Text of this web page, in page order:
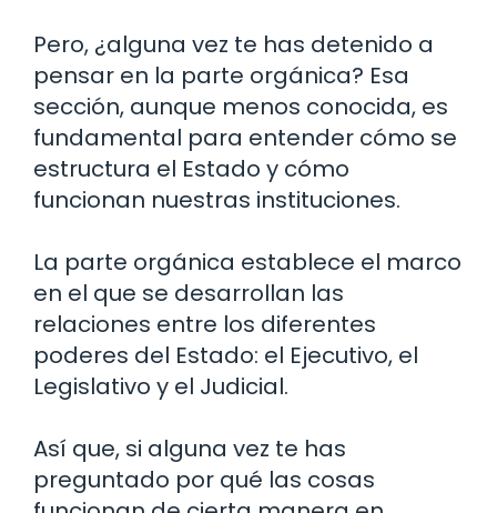
Pero, ¿alguna vez te has detenido a
pensar en la parte orgánica? Esa
sección, aunque menos conocida, es
fundamental para entender cómo se
estructura el Estado y cómo
funcionan nuestras instituciones.
La parte orgánica establece el marco
en el que se desarrollan las
relaciones entre los diferentes
poderes del Estado: el Ejecutivo, el
Legislativo y el Judicial.
Así que, si alguna vez te has
preguntado por qué las cosas